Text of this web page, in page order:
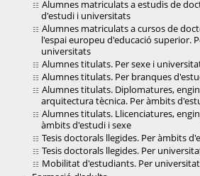
Alumnes matriculats a estudis de
d'estudi i universitats
Alumnes matriculats a cursos de
l'espai europeu d'educació superior.
universitats
Alumnes titulats. Per sexe i
Alumnes titulats. Per branques
Alumnes titulats. Diplomatures,
arquitectura tècnica. Per àmbits
Alumnes titulats. Llicenciatures,
àmbits d'estudi i sexe
Tesis doctorals llegides. Per àmbits
Tesis doctorals llegides. Per
Mobilitat d'estudiants. Per